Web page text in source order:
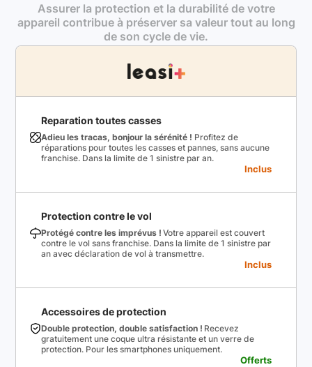
Assurer la protection et la durabilité de votre
appareil contribue à préserver sa valeur tout au long
de son cycle de vie.
Reparation toutes casses
Adieu les tracas, bonjour la sérénité ! Profitez de
réparations pour toutes les casses et pannes, sans aucune
franchise. Dans la limite de 1 sinistre par an.
Inclus
Protection contre le vol
Protégé contre les imprévus ! Votre appareil est couvert
contre le vol sans franchise. Dans la limite de 1 sinistre par
an avec déclaration de vol à transmettre.
Inclus
Accessoires de protection
Double protection, double satisfaction ! Recevez
gratuitement une coque ultra résistante et un verre de
protection. Pour les smartphones uniquement.
Offerts